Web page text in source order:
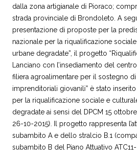
dalla zona artigianale di Pioraco;
strada provinciale di Brondoleto. A
presentazione di proposte per la
nazionale per la riqualificazione
urbane degradate”, il progetto
Lanciano con l’insediamento del
filiera agroalimentare per il sostegno di
imprenditoriali giovanili” è stato
per la riqualificazione sociale e
degradate ai sensi del DPCM 15
26-10-2015). Il progetto rappresenta
subambito A e dello stralcio B.1
subambito B del Piano Attuativo